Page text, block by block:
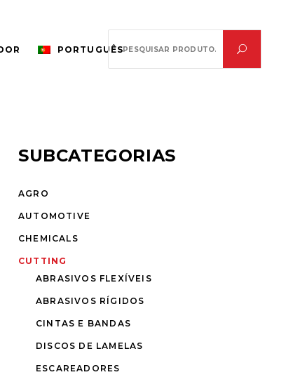
PORTUGUÊS
for:
SUBCATEGORIAS
AGRO
AUTOMOTIVE
CHEMICALS
CUTTING
ABRASIVOS FLEXÍVEIS
ABRASIVOS RÍGIDOS
CINTAS E BANDAS
DISCOS DE LAMELAS
ESCAREADORES